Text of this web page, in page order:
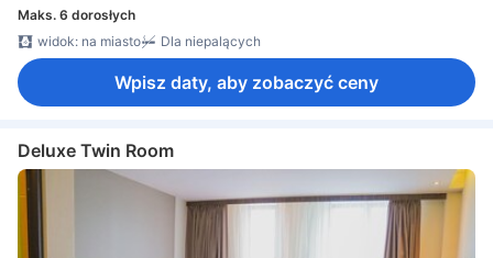
Maks. 6 dorosłych
widok: na miasto
Dla niepalących
Wpisz daty, aby zobaczyć ceny
Deluxe Twin Room